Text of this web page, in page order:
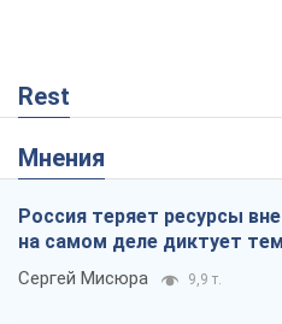
Rest
Мнения
Россия теряет ресурсы
на самом деле диктует
Сергей Мисюра 9,9 т.